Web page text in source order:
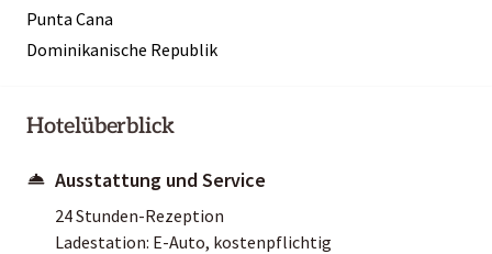
Punta Cana
Dominikanische Republik
Hotelüberblick
Ausstattung und Service
24 Stunden-Rezeption
Ladestation: E-Auto, kostenpflichtig